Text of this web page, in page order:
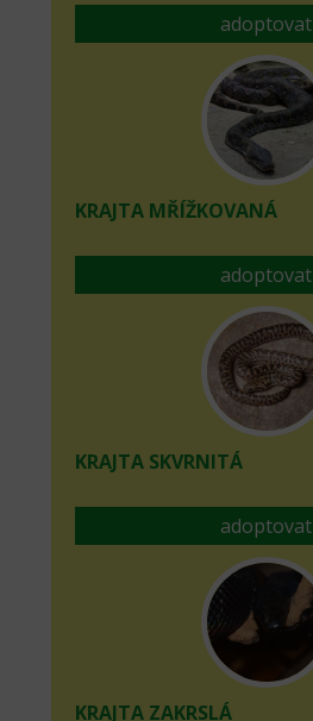
adoptovat
KRAJTA MŘÍŽKOVANÁ
adoptovat
KRAJTA SKVRNITÁ
adoptovat
KRAJTA ZAKRSLÁ